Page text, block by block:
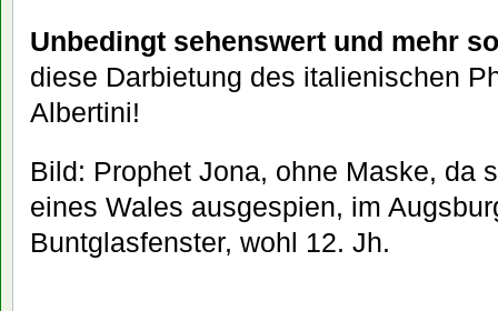
Unbedingt sehenswert und mehr
diese Darbietung des italienischen
Albertini!
Bild: Prophet Jona, ohne Maske, da
eines Wales ausgespien, im
Buntglasfenster, wohl 12. Jh.